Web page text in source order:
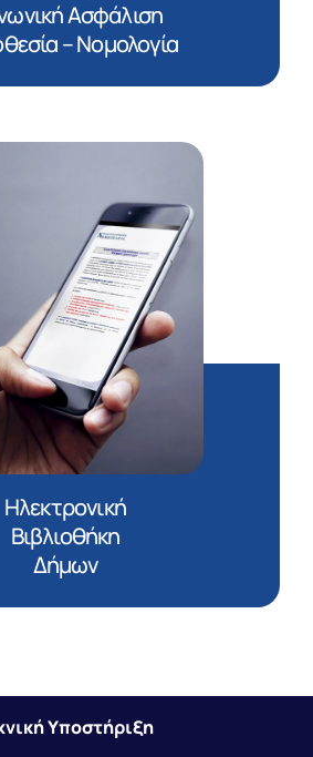
Ασφάλιση
– Νομολογία
Ηλεκτρονική
Βιβλιοθήκη
Δήμων
Υποστήριξη